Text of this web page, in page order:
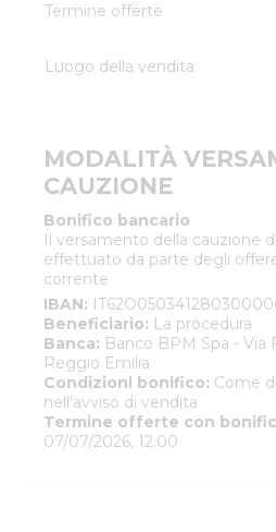
Termine offerte
Luogo della vendita
MODALITÀ
CAUZIONE
Bonifico bancario
Il versamento della cauzione
effettuato da parte degli
corrente
IBAN:
Beneficiario: La procedura
Banca: Banco BPM Spa - Via
Reggio Emilia
Condizioni bonifico: Come
nell'avviso di vendita
Termine offerte con
07/07/2026, 12:00